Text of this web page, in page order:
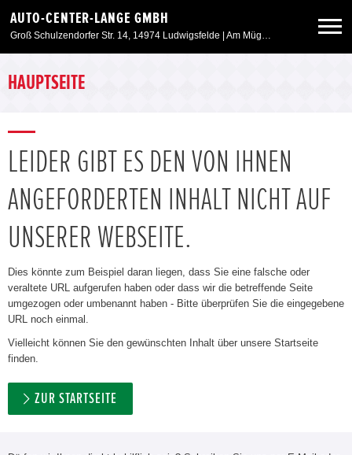
AUTO-CENTER-LANGE GMBH
Groß Schulzendorfer Str. 14, 14974 Ludwigsfelde | Am Müggelpark 45, 15537 Gosen
Neuwagen
Angebote
Unser Autohaus
Weitere Marken
HAUPTSEITE
LEIDER GIBT ES DEN VON IHNEN
ANGEFORDERTEN INHALT NICHT AUF
UNSERER WEBSEITE.
Dies könnte zum Beispiel daran liegen, dass Sie eine falsche oder
veraltete URL aufgerufen haben oder dass wir die betreffende Seite
umgezogen oder umbenannt haben - Bitte überprüfen Sie die eingegebene
URL noch einmal.
Vielleicht können Sie den gewünschten Inhalt über unsere Startseite
finden.
ZUR STARTSEITE